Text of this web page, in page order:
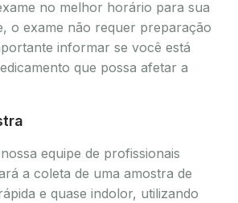
no melhor horário para sua
o exame não requer preparação
informar se você está
que possa afetar a
equipe de profissionais
a coleta de uma amostra de
e quase indolor, utilizando